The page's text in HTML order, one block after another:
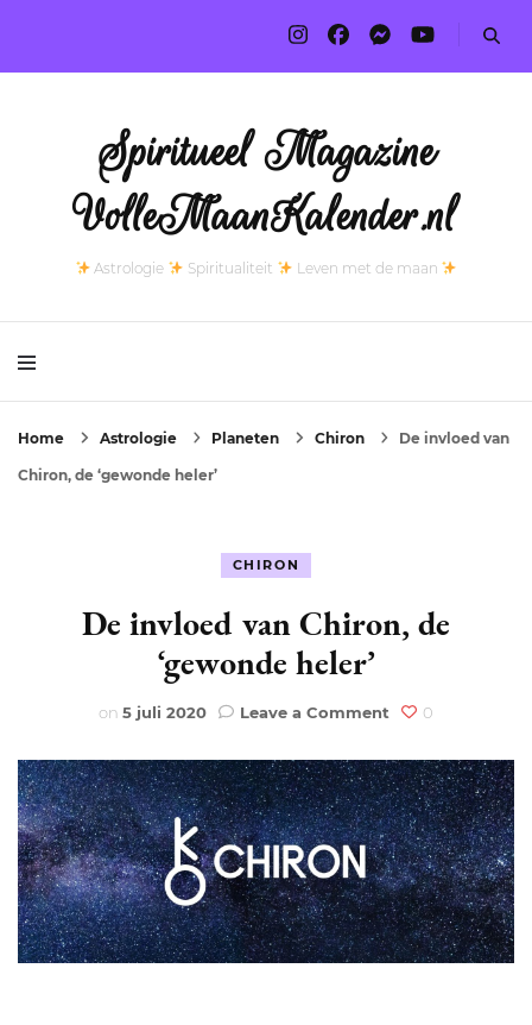
Spiritueel Magazine
VolleMaanKalender.nl
Astrologie Spiritualiteit Leven met de maan
Home Astrologie Planeten Chiron De invloed van
Chiron, de ‘gewonde heler’
CHIRON
De invloed van Chiron, de
‘gewonde heler’
on 5 juli 2020 Leave a Comment on
invloed
van
Chiron,
de
‘gewonde
heler’
0